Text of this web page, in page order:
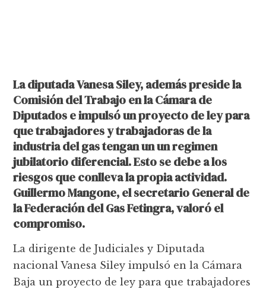
La diputada Vanesa Siley, además preside la
Comisión del Trabajo en la Cámara de
Diputados e impulsó un proyecto de ley para
que trabajadores y trabajadoras de la
industria del gas tengan un un regimen
jubilatorio diferencial. Esto se debe a los
riesgos que conlleva la propia actividad.
Guillermo Mangone, el secretario General de
la Federación del Gas Fetingra, valoró el
compromiso.
La dirigente de Judiciales y Diputada
nacional Vanesa Siley impulsó en la Cámara
Baja un proyecto de ley para que trabajadores